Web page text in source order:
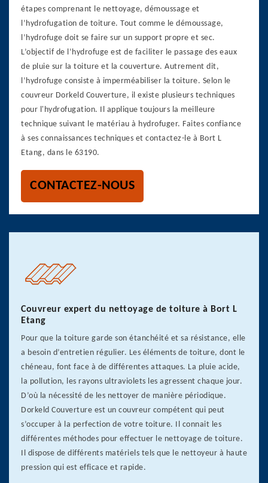
étapes comprenant le nettoyage, démoussage et
l’hydrofugation de toiture. Tout comme le démoussage,
l’hydrofuge doit se faire sur un support propre et sec.
L’objectif de l’hydrofuge est de faciliter le passage des eaux
de pluie sur la toiture et la couverture. Autrement dit,
l’hydrofuge consiste à imperméabiliser la toiture. Selon le
couvreur Dorkeld Couverture, il existe plusieurs techniques
pour l'hydrofugation. Il applique toujours la meilleure
technique suivant le matériau à hydrofuger. Faites confiance
à ses connaissances techniques et contactez-le à Bort L
Etang, dans le 63190.
CONTACTEZ-NOUS
Couvreur expert du nettoyage de toiture à Bort L
Etang
Pour que la toiture garde son étanchéité et sa résistance, elle
a besoin d’entretien régulier. Les éléments de toiture, dont le
chéneau, font face à de différentes attaques. La pluie acide,
la pollution, les rayons ultraviolets les agressent chaque jour.
D’où la nécessité de les nettoyer de manière périodique.
Dorkeld Couverture est un couvreur compétent qui peut
s’occuper à la perfection de votre toiture. Il connait les
différentes méthodes pour effectuer le nettoyage de toiture.
Il dispose de différents matériels tels que le nettoyeur à haute
pression qui est efficace et rapide.